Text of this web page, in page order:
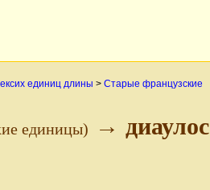
единиц длины > Старые французские
единицы)
→ диаулос